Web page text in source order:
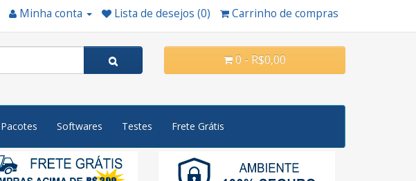
Minha conta Lista de desejos (0) Carrinho de compras
0 - R$0,00
Pacotes Softwares Testes Frete Grátis